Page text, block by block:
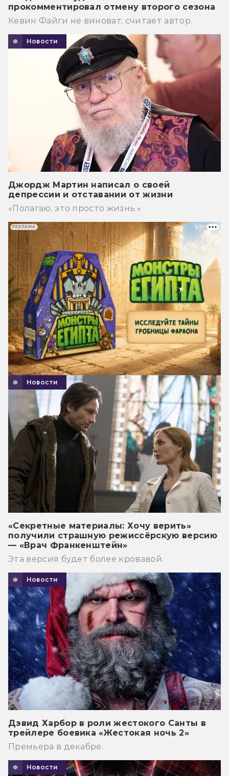
прокомментировал отмену второго сезона
Кевин Файги не виноват, считает автор.
Новости
Джордж Мартин написал о своей
депрессии и отставании от жизни
«Полагаю, это просто жизнь.»
Новости
«Секретные материалы: Хочу верить»
получили страшную режиссёрскую версию
— «Врач Франкенштейн»
Эта версия будет более кровавой.
Новости
Дэвид Харбор в роли жестокого Санты в
трейлере боевика «Жестокая ночь 2»
Премьера в декабре.
Новости
РЕКЛАМА